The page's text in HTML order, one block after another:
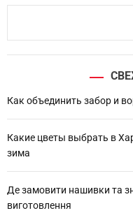
h
Как объединить забор и
Какие цветы выбрать в
зима
Де замовити нашивки та
виготовлення